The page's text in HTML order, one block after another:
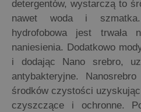
detergentów, wystarczą to
nawet woda i szmatka.
hydrofobowa jest
naniesienia. Dodatkowo
i dodając Nano srebro,
antybakteryjne.
środków czystości uzyskując
czyszczące i ochronne.